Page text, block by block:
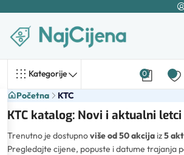
Kategorije 0
Početna KTC
KTC katalog: Novi i aktualni letci
Trenutno je dostupnoviše od 50 akcija iz5
Pregledajte cijene, popuste i datume trajanja